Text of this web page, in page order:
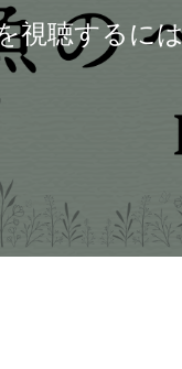
視聴するに